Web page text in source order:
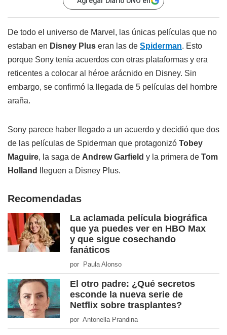
De todo el universo de Marvel, las únicas películas que no
estaban en Disney Plus eran las de Spiderman. Esto
porque Sony tenía acuerdos con otras plataformas y era
reticentes a colocar al héroe arácnido en Disney. Sin
embargo, se confirmó la llegada de 5 películas del hombre
araña.
Sony parece haber llegado a un acuerdo y decidió que dos
de las películas de Spiderman que protagonizó Tobey
Maguire, la saga de Andrew Garfield y la primera de Tom
Holland
lleguen a Disney Plus.
Recomendadas
La aclamada película biográfica
que ya puedes ver en HBO Max
y que sigue cosechando
fanáticos
por Paula Alonso
El otro padre: ¿Qué secretos
esconde la nueva serie de
Netflix sobre trasplantes?
por Antonella Prandina